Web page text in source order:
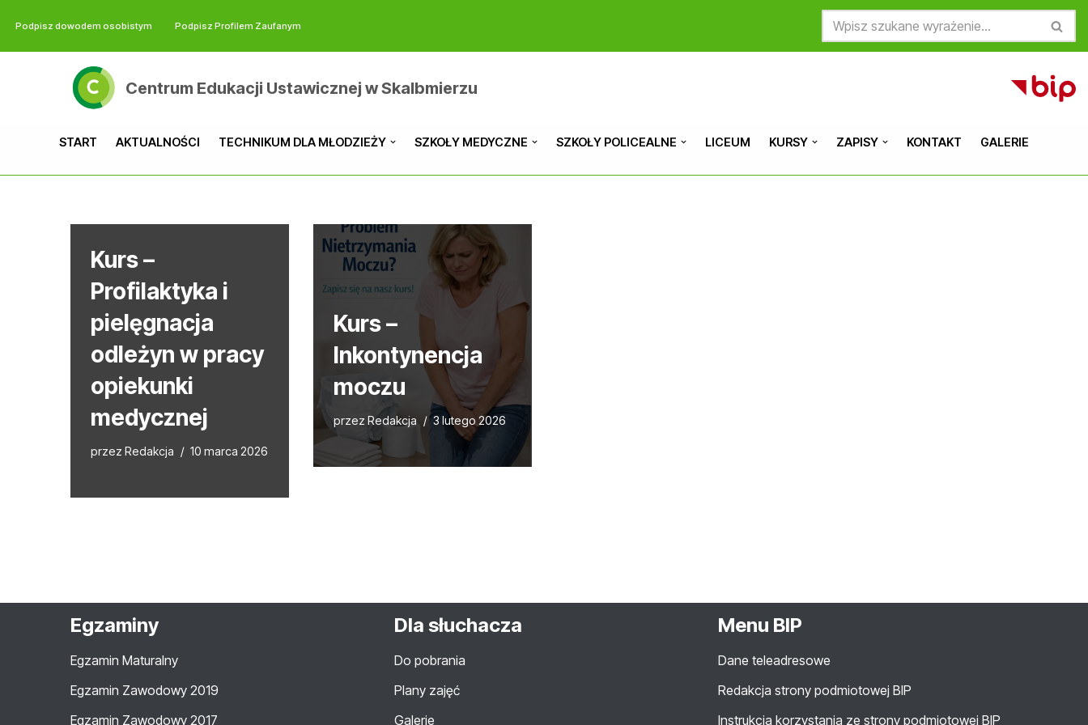
Podpisz dowodem osobistym Podpisz Profilem Zaufanym
Centrum Edukacji Ustawicznej w Skalbmierzu
START AKTUALNOŚCI TECHNIKUM DLA MŁODZIEŻY SZKOŁY MEDYCZNE SZKOŁY POLICEALNE LICEUM KURSY ZAPISY KONTAKT GALERIE
Kurs –
Profilaktyka i
pielęgnacja
odleżyn w pracy
opiekunki
medycznej
przez Redakcja 10 marca 2026
Kurs –
Inkontynencja
moczu
przez Redakcja 3 lutego 2026
Egzaminy
Egzamin Maturalny
Egzamin Zawodowy 2019
Egzamin Zawodowy 2017
Dla słuchacza
Do pobrania
Plany zajęć
Galerie
Menu BIP
Dane teleadresowe
Redakcja strony podmiotowej BIP
Instrukcja korzystania ze strony podmiotowej BIP